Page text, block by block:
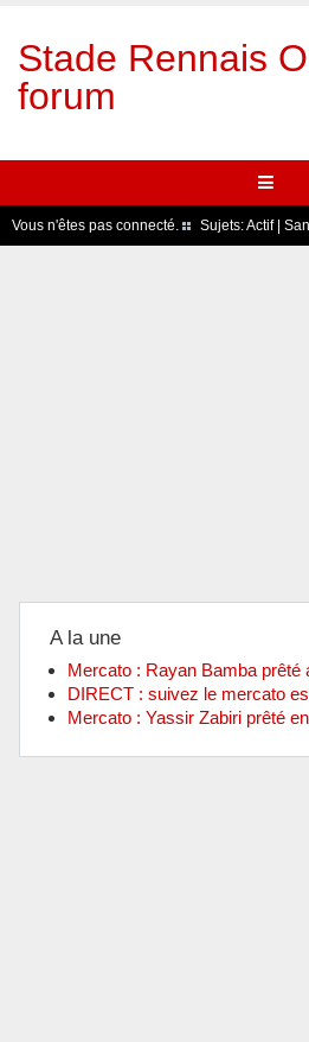
Stade Rennais
forum
Vous n'êtes pas connecté. Sujets:Actif|
A la une
Mercato : Rayan Bamba prêté
DIRECT : suivez le mercato
Mercato : Yassir Zabiri prêté